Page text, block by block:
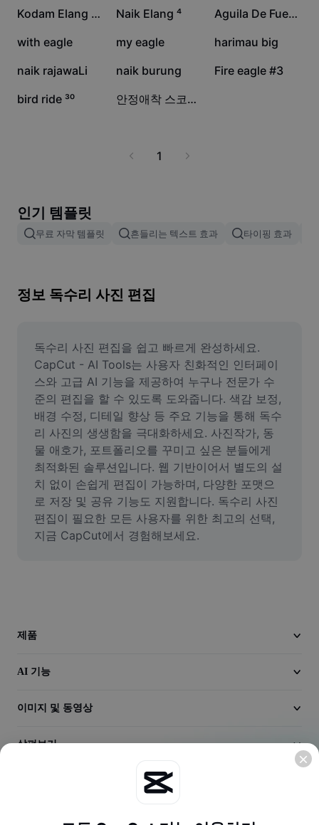
이미지 병합
이미지 비율 조정
밈 생성기
AI Text Remover
AI People Remover
AI Inpainting
Face Cutout
동영상
동영상 배경 삭제
동영상 길이 다듬기
동영상에 자막 추가
CapCut 서비스 약관 정보
Dreamina Seedance 2.0 Launch
1.4만 Kodam Elang Harimau 1.1만
Naik Elang ⁴ 9.2천 Aguila De Fuego
7.2천
with eagle 6.9천
my eagle 6.2천
harimau big
3.6천
naik rajawaLi 3.5천
naik burung 2.3천
Fire eagle #3
1.4천
bird ride ³⁰ 19 안정애착 스코네집
1
인기 템플릿
무료 자막 템플릿 흔들리는 텍스트 효과 타이핑 효과
정보 독수리 사진 편집
독수리 사진 편집을 쉽고 빠르게 완성하세요.
CapCut - AI Tools는 사용자 친화적인 인터페이
스와 고급 AI 기능을 제공하여 누구나 전문가 수
준의 편집을 할 수 있도록 도와줍니다. 색감 보정,
배경 수정, 디테일 향상 등 주요 기능을 통해 독수
리 사진의 생생함을 극대화하세요. 사진작가, 동
물 애호가, 포트폴리오를 꾸미고 싶은 분들에게
최적화된 솔루션입니다. 웹 기반이어서 별도의 설
치 없이 손쉽게 편집이 가능하며, 다양한 포맷으
로 저장 및 공유 기능도 지원합니다. 독수리 사진
편집이 필요한 모든 사용자를 위한 최고의 선택,
지금 CapCut에서 경험해보세요.
제품
AI 기능
이미지 및 동영상
살펴보기